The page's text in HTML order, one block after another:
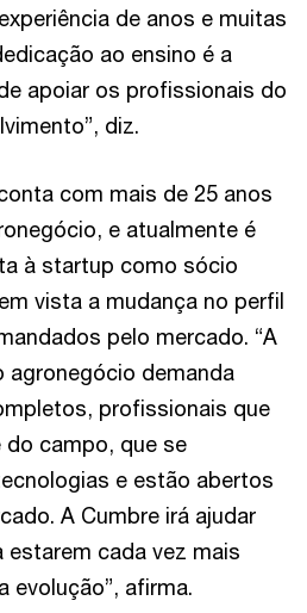
de anos e muitas
ao ensino é a
apoiar os profissionais do
diz.
com mais de 25 anos
e atualmente é
à startup como sócio
vista a mudança no perfil
pelo mercado. “A
agronegócio demanda
profissionais que
do campo, que se
e estão abertos
A Cumbre irá ajudar
cada vez mais
evolução”, afirma.